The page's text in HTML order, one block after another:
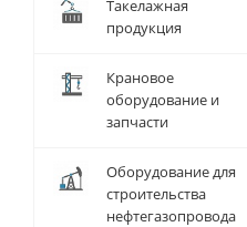
Такелажная
продукция
Крановое
оборудование и
запчасти
Оборудование для
строительства
нефтегазопровода